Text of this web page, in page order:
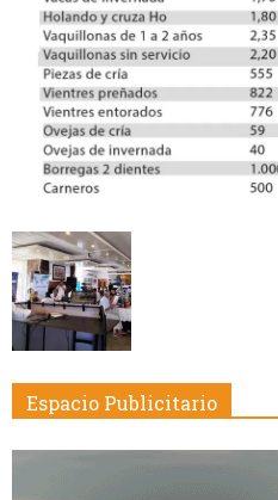
Espacio Publicitario